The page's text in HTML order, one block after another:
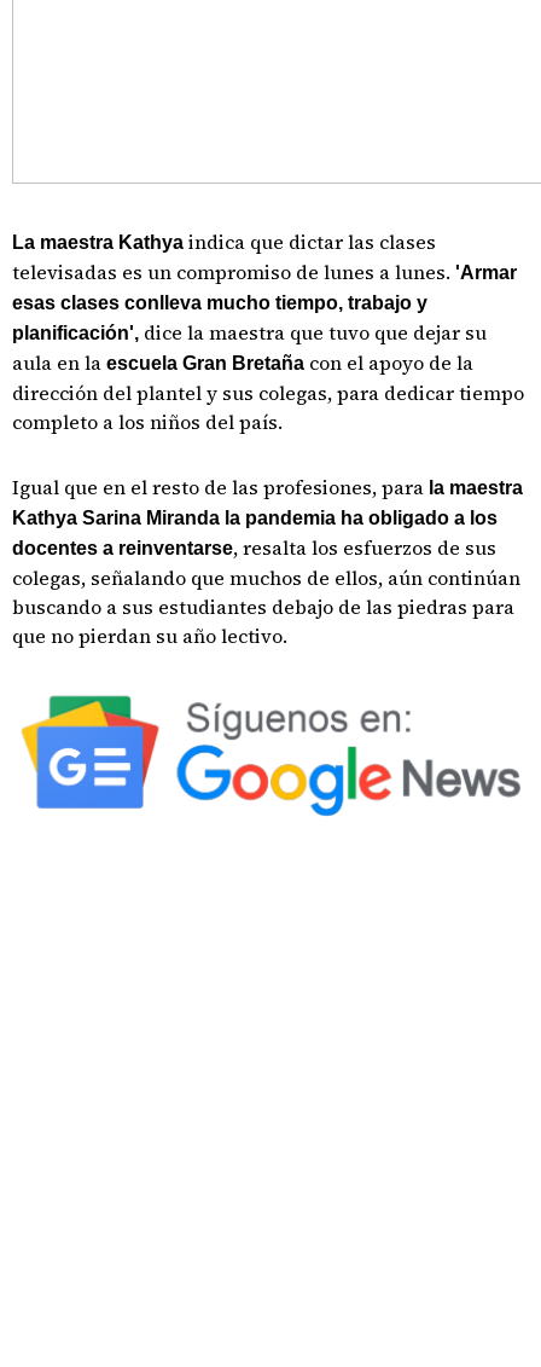
La maestra Kathya indica que dictar las clases
televisadas es un compromiso de lunes a lunes. 'Armar
esas clases conlleva mucho tiempo, trabajo y
planificación', dice la maestra que tuvo que dejar su
aula en la escuela Gran Bretaña con el apoyo de la
dirección del plantel y sus colegas, para dedicar tiempo
completo a los niños del país.
Igual que en el resto de las profesiones, para la maestra
Kathya Sarina Miranda la pandemia ha obligado a los
docentes a reinventarse, resalta los esfuerzos de sus
colegas, señalando que muchos de ellos, aún continúan
buscando a sus estudiantes debajo de las piedras para
que no pierdan su año lectivo.